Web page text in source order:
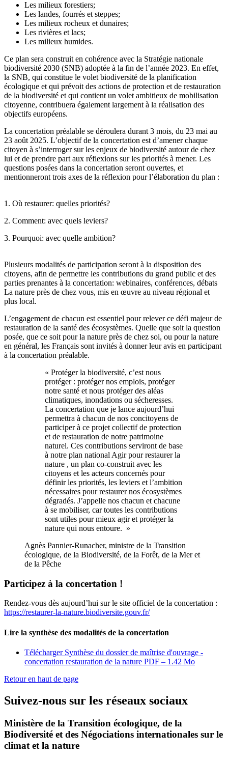
Les milieux forestiers;
Les landes, fourrés et steppes;
Les milieux rocheux et dunaires;
Les rivières et lacs;
Les milieux humides.
Ce plan sera construit en cohérence avec la Stratégie nationale
biodiversité 2030 (SNB) adoptée à la fin de l’année 2023. En effet,
la SNB, qui constitue le volet biodiversité de la planification
écologique et qui prévoit des actions de protection et de restauration
de la biodiversité et qui contient un volet ambitieux de mobilisation
citoyenne, contribuera également largement à la réalisation des
objectifs européens.
La concertation préalable se déroulera durant 3 mois, du 23 mai au
23 août 2025. L’objectif de la concertation est d’amener chaque
citoyen à s’interroger sur les enjeux de biodiversité autour de chez
lui et de prendre part aux réflexions sur les priorités à mener. Les
questions posées dans la concertation seront ouvertes, et
mentionneront trois axes de la réflexion pour l’élaboration du plan :
1. Où restaurer: quelles priorités?
2. Comment: avec quels leviers?
3. Pourquoi: avec quelle ambition?
Plusieurs modalités de participation seront à la disposition des
citoyens, afin de permettre les contributions du grand public et des
parties prenantes à la concertation: webinaires, conférences, débats
La nature près de chez vous, mis en œuvre au niveau régional et
plus local.
L’engagement de chacun est essentiel pour relever ce défi majeur de
restauration de la santé des écosystèmes. Quelle que soit la question
posée, que ce soit pour la nature près de chez soi, ou pour la nature
en général, les Français sont invités à donner leur avis en participant
à la concertation préalable.
« Protéger la biodiversité, c’est nous
protéger : protéger nos emplois, protéger
notre santé et nous protéger des aléas
climatiques, inondations ou sécheresses.
La concertation que je lance aujourd’hui
permettra à chacun de nos concitoyens de
participer à ce projet collectif de protection
et de restauration de notre patrimoine
naturel. Ces contributions serviront de base
à notre plan national Agir pour restaurer la
nature , un plan co-construit avec les
citoyens et les acteurs concernés pour
définir les priorités, les leviers et l’ambition
nécessaires pour restaurer nos écosystèmes
dégradés. J’appelle nos chacun et chacune
à se mobiliser, car toutes les contributions
sont utiles pour mieux agir et protéger la
nature qui nous entoure. »
Agnès Pannier-Runacher, ministre de la Transition
écologique, de la Biodiversité, de la Forêt, de la Mer et
de la Pêche
Participez à la concertation !
Rendez-vous dès aujourd’hui sur le site officiel de la concertation :
https://restaurer-la-nature.biodiversite.gouv.fr/
Lire la synthèse des modalités de la concertation
Télécharger Synthèse du dossier de maîtrise d'ouvrage -
concertation restauration de la nature PDF – 1.42 Mo
Retour en haut de page
Suivez-nous sur les réseaux sociaux
Ministère de la Transition écologique, de la
Biodiversité et des Négociations internationales sur le
climat et la nature